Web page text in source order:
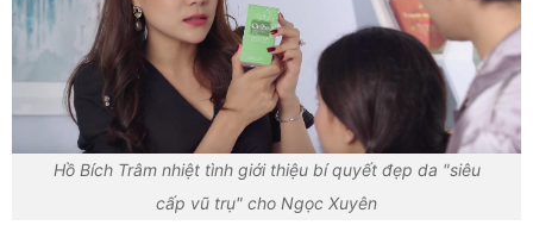
Hồ Bích Trâm nhiệt tình giới thiệu bí quyết đẹp da "siêu
cấp vũ trụ" cho Ngọc Xuyên